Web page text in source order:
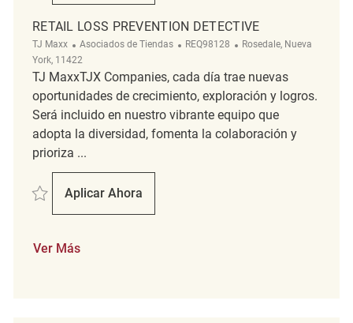
RETAIL LOSS PREVENTION DETECTIVE
TJ Maxx Categoría
Asociados de Tiendas ReqId
REQ98128 Ubicación
Rosedale, Nueva
York, 11422
TJ MaxxTJX Companies, cada día trae nuevas
oportunidades de crecimiento, exploración y logros.
Será incluido en nuestro vibrante equipo que
adopta la diversidad, fomenta la colaboración y
prioriza ...
Salvar Retail Loss Prevention Detective REQ98128
Aplicar Ahora
Retail Loss Prevention Detective
Ver Más